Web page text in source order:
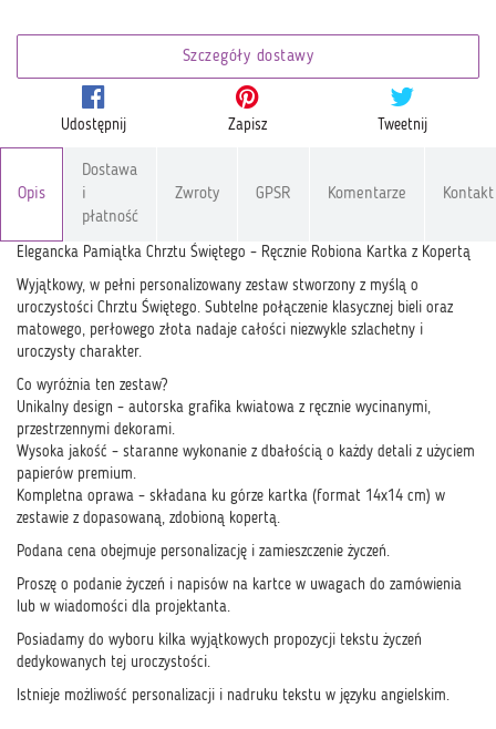
Szczegóły dostawy
Udostępnij Zapisz Tweetnij
Opis
Dostawa
i
płatność
Zwroty GPSR Komentarze Kontakt
Elegancka Pamiątka Chrztu Świętego – Ręcznie Robiona Kartka z Kopertą
Wyjątkowy, w pełni personalizowany zestaw stworzony z myślą o
uroczystości Chrztu Świętego. Subtelne połączenie klasycznej bieli oraz
matowego, perłowego złota nadaje całości niezwykle szlachetny i
uroczysty charakter.
Co wyróżnia ten zestaw?
Unikalny design – autorska grafika kwiatowa z ręcznie wycinanymi,
przestrzennymi dekorami.
Wysoka jakość – staranne wykonanie z dbałością o każdy detali z użyciem
papierów premium.
Kompletna oprawa – składana ku górze kartka (format 14x14 cm) w
zestawie z dopasowaną, zdobioną kopertą.
Podana cena obejmuje personalizację i zamieszczenie życzeń.
Proszę o podanie życzeń i napisów na kartce w uwagach do zamówienia
lub w wiadomości dla projektanta.
Posiadamy do wyboru kilka wyjątkowych propozycji tekstu życzeń
dedykowanych tej uroczystości.
Istnieje możliwość personalizacji i nadruku tekstu w języku angielskim.